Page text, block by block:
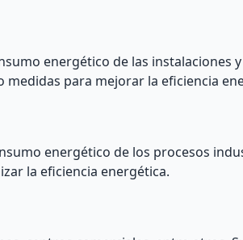
energético de las instalaciones
para mejorar la eficiencia
energético de los procesos
la eficiencia energética.